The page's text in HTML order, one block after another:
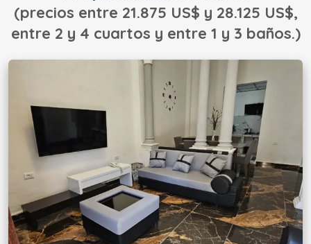
(precios entre 21.875 US$ y 28.125 US$,
entre 2 y 4 cuartos y entre 1 y 3 baños.)